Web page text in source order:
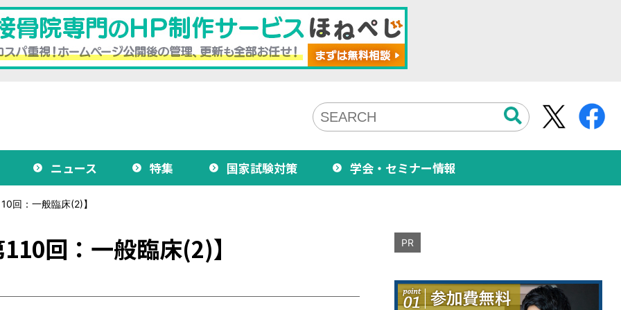
ニュース 特集 国家試験対策 学会・セミナー情報
回：一般臨床(2)】
回：一般臨床(2)】 PR